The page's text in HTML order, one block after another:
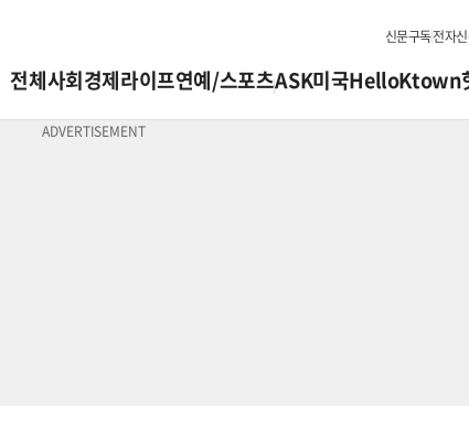
신문구독전자
전체사회경제라이프연예/스포츠ASK미국HelloKtown